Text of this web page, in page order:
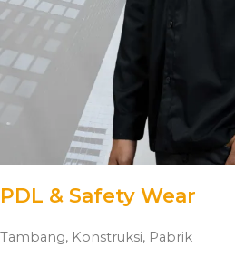
PDL & Safety Wear
Tambang, Konstruksi, Pabrik